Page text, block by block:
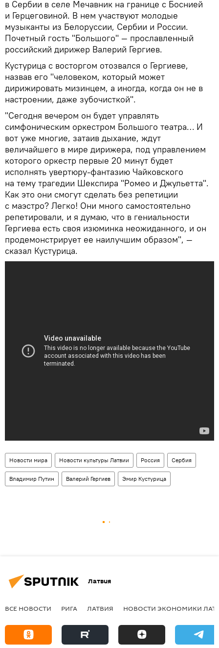
в Сербии в селе Мечавник на границе с Боснией
и Герцеговиной. В нем участвуют молодые
музыканты из Белоруссии, Сербии и России.
Почетный гость "Большого" — прославленный
российский дирижер Валерий Гергиев.
Кустурица с восторгом отозвался о Гергиеве,
назвав его "человеком, который может
дирижировать мизинцем, а иногда, когда он не в
настроении, даже зубочисткой".
"Сегодня вечером он будет управлять
симфоническим оркестром Большого театра… И
вот уже многие, затаив дыхание, ждут
величайшего в мире дирижера, под управлением
которого оркестр первые 20 минут будет
исполнять увертюру-фантазию Чайковского
на тему трагедии Шекспира "Ромео и Джульетта".
Как это они смогут сделать без репетиции
с маэстро? Легко! Они много самостоятельно
репетировали, и я думаю, что в гениальности
Гергиева есть своя изюминка неожиданного, и он
продемонстрирует ее наилучшим образом", —
сказал Кустурица.
Новости мира Новости культуры Латвии Россия Сербия
Владимир Путин Валерий Гергиев Эмир Кустурица
Латвия
ВСЕ НОВОСТИ РИГА ЛАТВИЯ НОВОСТИ ЭКОНОМИКИ